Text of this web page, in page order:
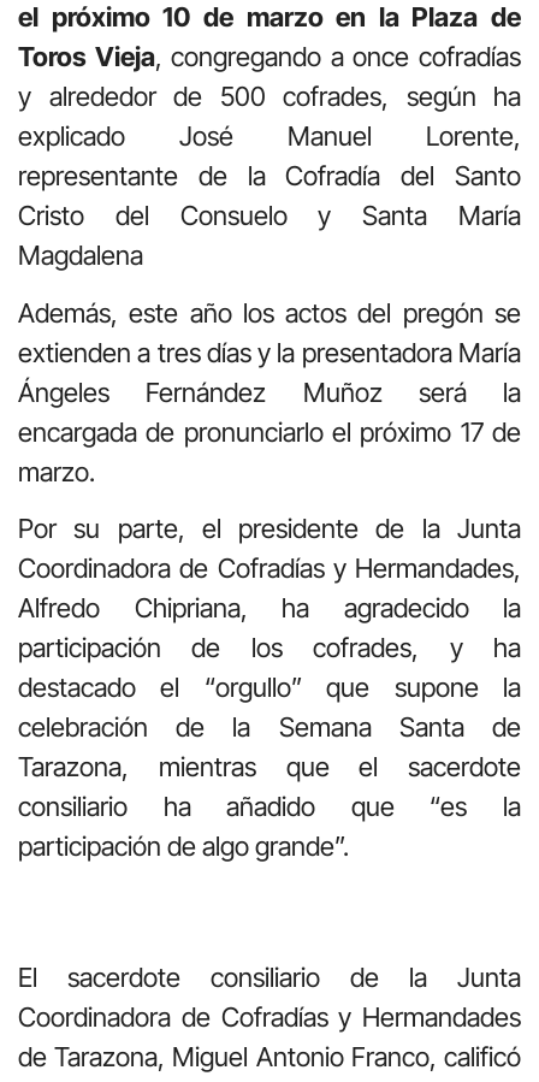
el próximo 10 de marzo en la Plaza de
Toros Vieja, congregando a once cofradías
y alrededor de 500 cofrades, según ha
explicado José Manuel Lorente,
representante de la Cofradía del Santo
Cristo del Consuelo y Santa María
Magdalena
Además, este año los actos del pregón se
extienden a tres días y la presentadora María
Ángeles Fernández Muñoz será la
encargada de pronunciarlo el próximo 17 de
marzo.
Por su parte, el presidente de la Junta
Coordinadora de Cofradías y Hermandades,
Alfredo Chipriana, ha agradecido la
participación de los cofrades, y ha
destacado el “orgullo” que supone la
celebración de la Semana Santa de
Tarazona, mientras que el sacerdote
consiliario ha añadido que “es la
participación de algo grande”.
El sacerdote consiliario de la Junta
Coordinadora de Cofradías y Hermandades
de Tarazona, Miguel Antonio Franco, calificó